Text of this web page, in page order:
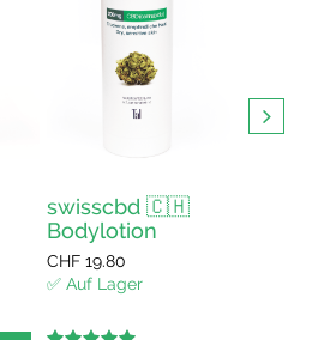
swisscbd 🇨🇭
Bodylotion
CHF 19.80
✅ Auf Lager